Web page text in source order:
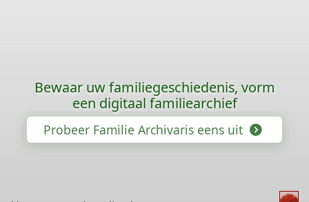
Bewaar uw familiegeschiedenis, vorm
een digitaal familiearchief
Probeer Familie Archivaris eens uit